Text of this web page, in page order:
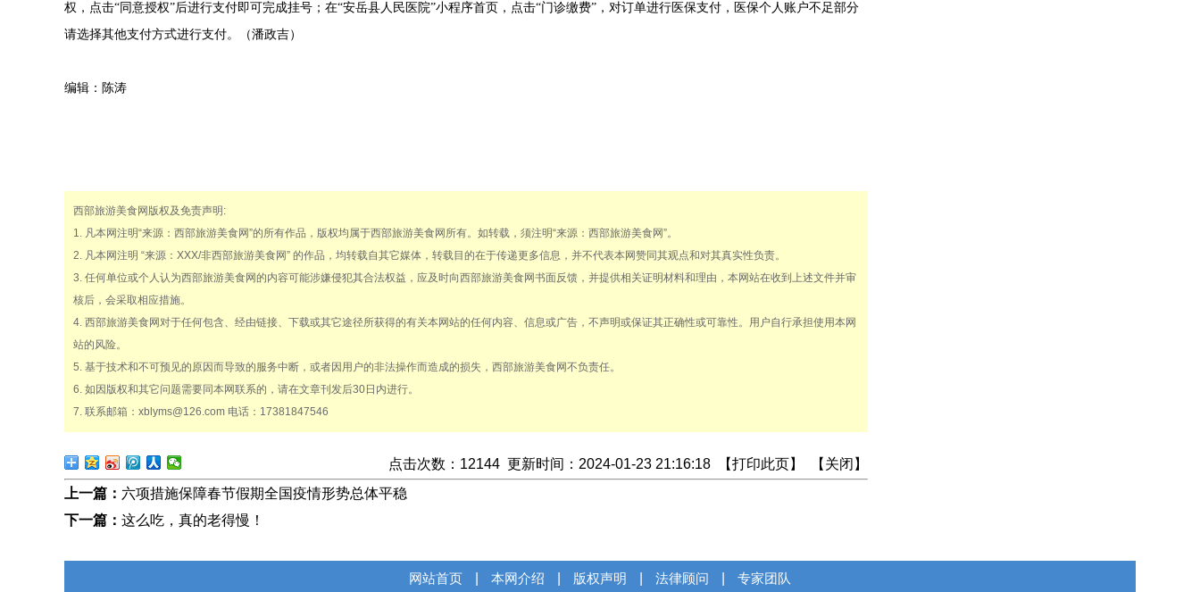
权，点击“同意授权”后进行支付即可完成挂号；在“安岳县人民医院”小程序首页，点击“门诊缴费”，对订单进行医保支付，医保个人账户不足部分
请选择其他支付方式进行支付。（潘政吉）
编辑：陈涛
西部旅游美食网版权及免责声明:
1. 凡本网注明“来源：西部旅游美食网”的所有作品，版权均属于西部旅游美食网所有。如转载，须注明“来源：西部旅游美食网”。
2. 凡本网注明 “来源：XXX/非西部旅游美食网” 的作品，均转载自其它媒体，转载目的在于传递更多信息，并不代表本网赞同其观点和对其真实性负责。
3. 任何单位或个人认为西部旅游美食网的内容可能涉嫌侵犯其合法权益，应及时向西部旅游美食网书面反馈，并提供相关证明材料和理由，本网站在收到上述文件并审
核后，会采取相应措施。
4. 西部旅游美食网对于任何包含、经由链接、下载或其它途径所获得的有关本网站的任何内容、信息或广告，不声明或保证其正确性或可靠性。用户自行承担使用本网
站的风险。
5. 基于技术和不可预见的原因而导致的服务中断，或者因用户的非法操作而造成的损失，西部旅游美食网不负责任。
6. 如因版权和其它问题需要同本网联系的，请在文章刊发后30日内进行。
7. 联系邮箱：xblyms@126.com 电话：17381847546
点击次数： 12144 更新时间：2024-01-23 21:16:18 【打印此页】 【 关闭 】
上一篇： 六项措施保障春节假期全国疫情形势总体平稳
下一篇： 这么吃，真的老得慢！
网站首页 本网介绍 版权声明 法律顾问 专家团队